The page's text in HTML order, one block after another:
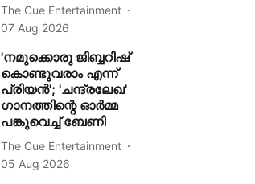
The Cue Entertainment
07 Aug 2026
'നമുക്കൊരു ജിബ്ബറിഷ്
കൊണ്ടുവരാം എന്ന്
പ്രിയൻ'; 'ചന്ദ്രലേഖ'
ഗാനത്തിന്റെ ഓർമ്മ
പങ്കുവെച്ച് ബേണി
The Cue Entertainment
05 Aug 2026